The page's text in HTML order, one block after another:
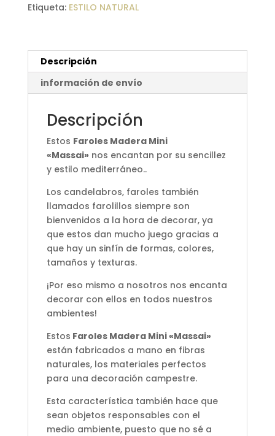
Etiqueta: ESTILO NATURAL
Descripción
información de envío
Descripción
Estos Faroles Madera Mini
«Massai» nos encantan por su sencillez
y estilo mediterráneo..
Los candelabros, faroles también
llamados farolillos siempre son
bienvenidos a la hora de decorar, ya
que estos dan mucho juego gracias a
que hay un sinfín de formas, colores,
tamaños y texturas.
¡Por eso mismo a nosotros nos encanta
decorar con ellos en todos nuestros
ambientes!
Estos Faroles Madera Mini «Massai»
están fabricados a mano en fibras
naturales, los materiales perfectos
para una decoración campestre.
Esta característica también hace que
sean objetos responsables con el
medio ambiente, puesto que no sé a